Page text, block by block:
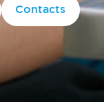
Contacts